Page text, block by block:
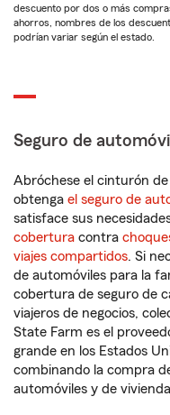
descuento por dos o más
ahorros, nombres de los
podrían variar según el estado.
Seguro de
Abróchese el cinturón
obtenga el seguro de
satisface sus
cobertura contra
viajes compartidos. Si
de automóviles para la
cobertura de seguro de
viajeros de negocios,
State Farm es el
grande en los Estados
combinando la compra
automóviles y de